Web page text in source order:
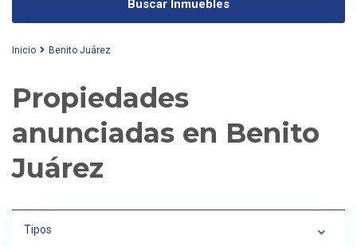
Buscar Inmuebles
Inicio Benito Juárez
Propiedades
anunciadas en Benito
Juárez
Tipos